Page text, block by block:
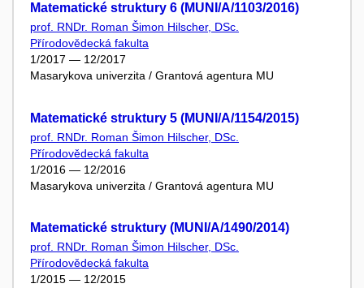
Matematické struktury 6 (MUNI/A/1103/2016)
prof. RNDr. Roman Šimon Hilscher, DSc.
Přírodovědecká fakulta
1/2017 — 12/2017
Masarykova univerzita / Grantová agentura MU
Matematické struktury 5 (MUNI/A/1154/2015)
prof. RNDr. Roman Šimon Hilscher, DSc.
Přírodovědecká fakulta
1/2016 — 12/2016
Masarykova univerzita / Grantová agentura MU
Matematické struktury (MUNI/A/1490/2014)
prof. RNDr. Roman Šimon Hilscher, DSc.
Přírodovědecká fakulta
1/2015 — 12/2015